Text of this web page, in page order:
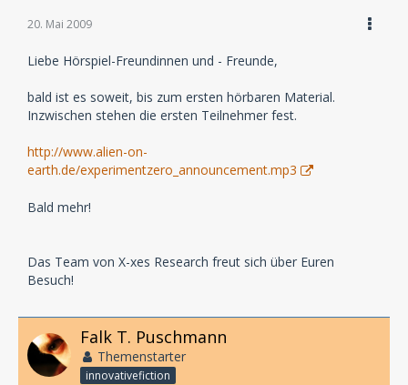
20. Mai 2009
Liebe Hörspiel-Freundinnen und - Freunde,
bald ist es soweit, bis zum ersten hörbaren Material.
Inzwischen stehen die ersten Teilnehmer fest.
http://www.alien-on-
earth.de/experimentzero_announcement.mp3
Bald mehr!
Das Team von X-xes Research freut sich über Euren
Besuch!
Falk T. Puschmann
Themenstarter
innovativefiction